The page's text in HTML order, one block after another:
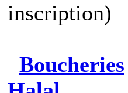
inscription)
Boucheries